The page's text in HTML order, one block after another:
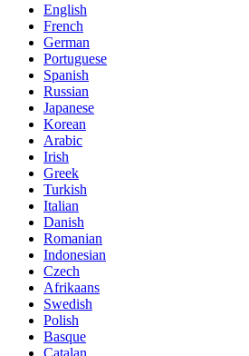
English
French
German
Portuguese
Spanish
Russian
Japanese
Korean
Arabic
Irish
Greek
Turkish
Italian
Danish
Romanian
Indonesian
Czech
Afrikaans
Swedish
Polish
Basque
Catalan